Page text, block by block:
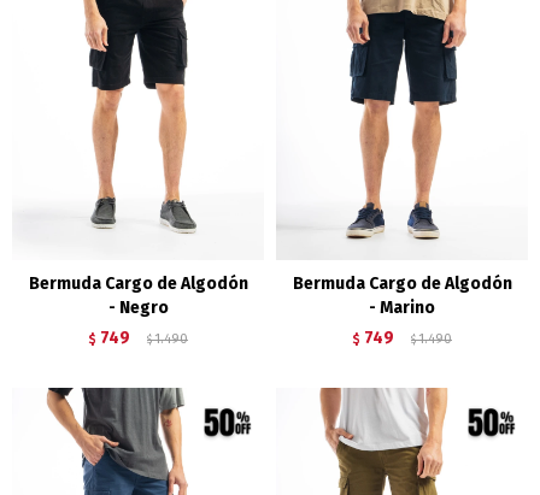
Bermuda Cargo de Algodón
- Negro
$ 749 $ 1.490
Bermuda Cargo de Algodón
- Marino
$ 749 $ 1.490